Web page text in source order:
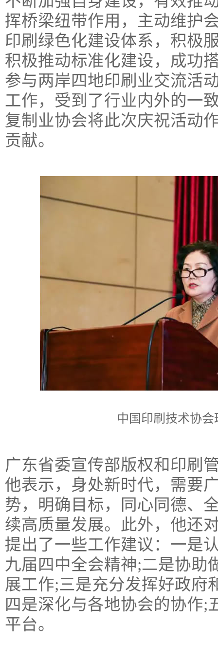
挥桥梁纽带作用，主动维护
印刷绿色化建设体系，积极
积极推动标准化建设，成功
参与两岸四地印刷业交流活
工作，受到了行业内外的一
复制业协会将此次庆祝活动
贡献。
中国印刷技术协
广东省委宣传部版权和印刷
他表示，身处新时代，需要
势，明确目标，同心同德、
续高质量发展。此外，他还
提出了一些工作建议：一是
九届四中全会精神;二是协助
展工作;三是充分发挥好政府
四是深化与各地协会的协作;
平台。